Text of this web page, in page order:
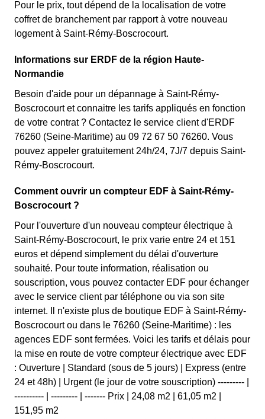
Pour le prix, tout dépend de la localisation de votre
coffret de branchement par rapport à votre nouveau
logement à Saint-Rémy-Boscrocourt.
Informations sur ERDF de la région Haute-
Normandie
Besoin d'aide pour un dépannage à Saint-Rémy-
Boscrocourt et connaitre les tarifs appliqués en fonction
de votre contrat ? Contactez le service client d'ERDF
76260 (Seine-Maritime) au 09 72 67 50 76260. Vous
pouvez appeler gratuitement 24h/24, 7J/7 depuis Saint-
Rémy-Boscrocourt.
Comment ouvrir un compteur EDF à Saint-Rémy-
Boscrocourt ?
Pour l'ouverture d'un nouveau compteur électrique à
Saint-Rémy-Boscrocourt, le prix varie entre 24 et 151
euros et dépend simplement du délai d'ouverture
souhaité. Pour toute information, réalisation ou
souscription, vous pouvez contacter EDF pour échanger
avec le service client par téléphone ou via son site
internet. Il n'existe plus de boutique EDF à Saint-Rémy-
Boscrocourt ou dans le 76260 (Seine-Maritime) : les
agences EDF sont fermées. Voici les tarifs et délais pour
la mise en route de votre compteur électrique avec EDF
: Ouverture | Standard (sous de 5 jours) | Express (entre
24 et 48h) | Urgent (le jour de votre souscription) --------- |
---------- | --------- | ------- Prix | 24,08 m2 | 61,05 m2 |
151,95 m2